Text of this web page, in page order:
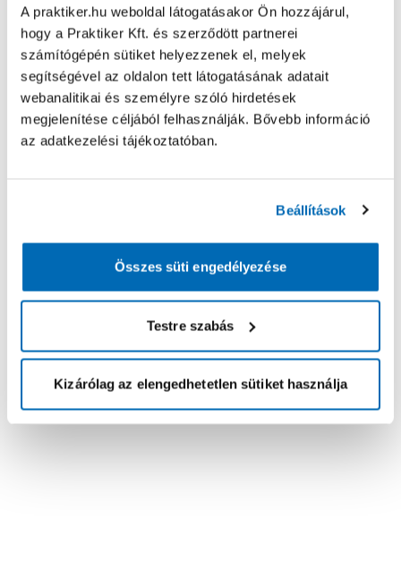
A praktiker.hu weboldal látogatásakor Ön hozzájárul,
hogy a Praktiker Kft. és szerződött partnerei
számítógépén sütiket helyezzenek el, melyek
segítségével az oldalon tett látogatásának adatait
webanalitikai és személyre szóló hirdetések
megjelenítése céljából felhasználják. Bővebb információ
az adatkezelési tájékoztatóban.
Beállítások
Összes süti engedélyezése
Testre szabás
Kizárólag az elengedhetetlen sütiket használja
Oldal újratöltése